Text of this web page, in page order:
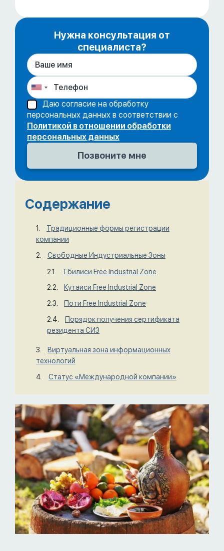
Нужна консультация от
специалиста?
Даю согласие на обработку
персональных данных в соответствии с
Политикой в отношении обработки
персональных данных
Содержание
Традиционные формы регистрации
компании
Свободные Индустриальные Зоны
Тбилиси Free Industrial Zone
Кутаиси Free Industrial Zone
Поти Free Industrial Zone
Порядок получения сертификата
резидента СИЗ
Виртуальная зона информационных
технологий
Статус «Международной компании»